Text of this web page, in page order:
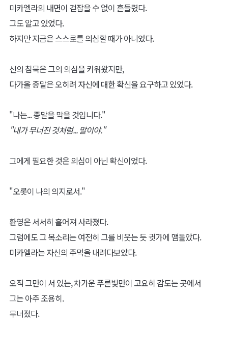
미카엘라의 내면이 걷잡을 수 없이 흔들렸다.
그도 알고 있었다.
하지만 지금은 스스로를 의심할 때가 아니었다.
신의 침묵은 그의 의심을 키워왔지만,
다가올 종말은 오히려 자신에 대한 확신을 요구하고 있었다.
"나는... 종말을 막을 것입니다."
"내가 무너진 것처럼... 말이야."
그에게 필요한 것은 의심이 아닌 확신이었다.
"오롯이 나의 의지로서."
환영은 서서히 흩어져 사라졌다.
그럼에도 그 목소리는 여전히 그를 비웃는 듯 귓가에 맴돌았다.
미카엘라는 자신의 주먹을 내려다보았다.
오직 그만이 서 있는, 차가운 푸른빛만이 고요히 감도는 곳에서
그는 아주 조용히.
무너졌다.